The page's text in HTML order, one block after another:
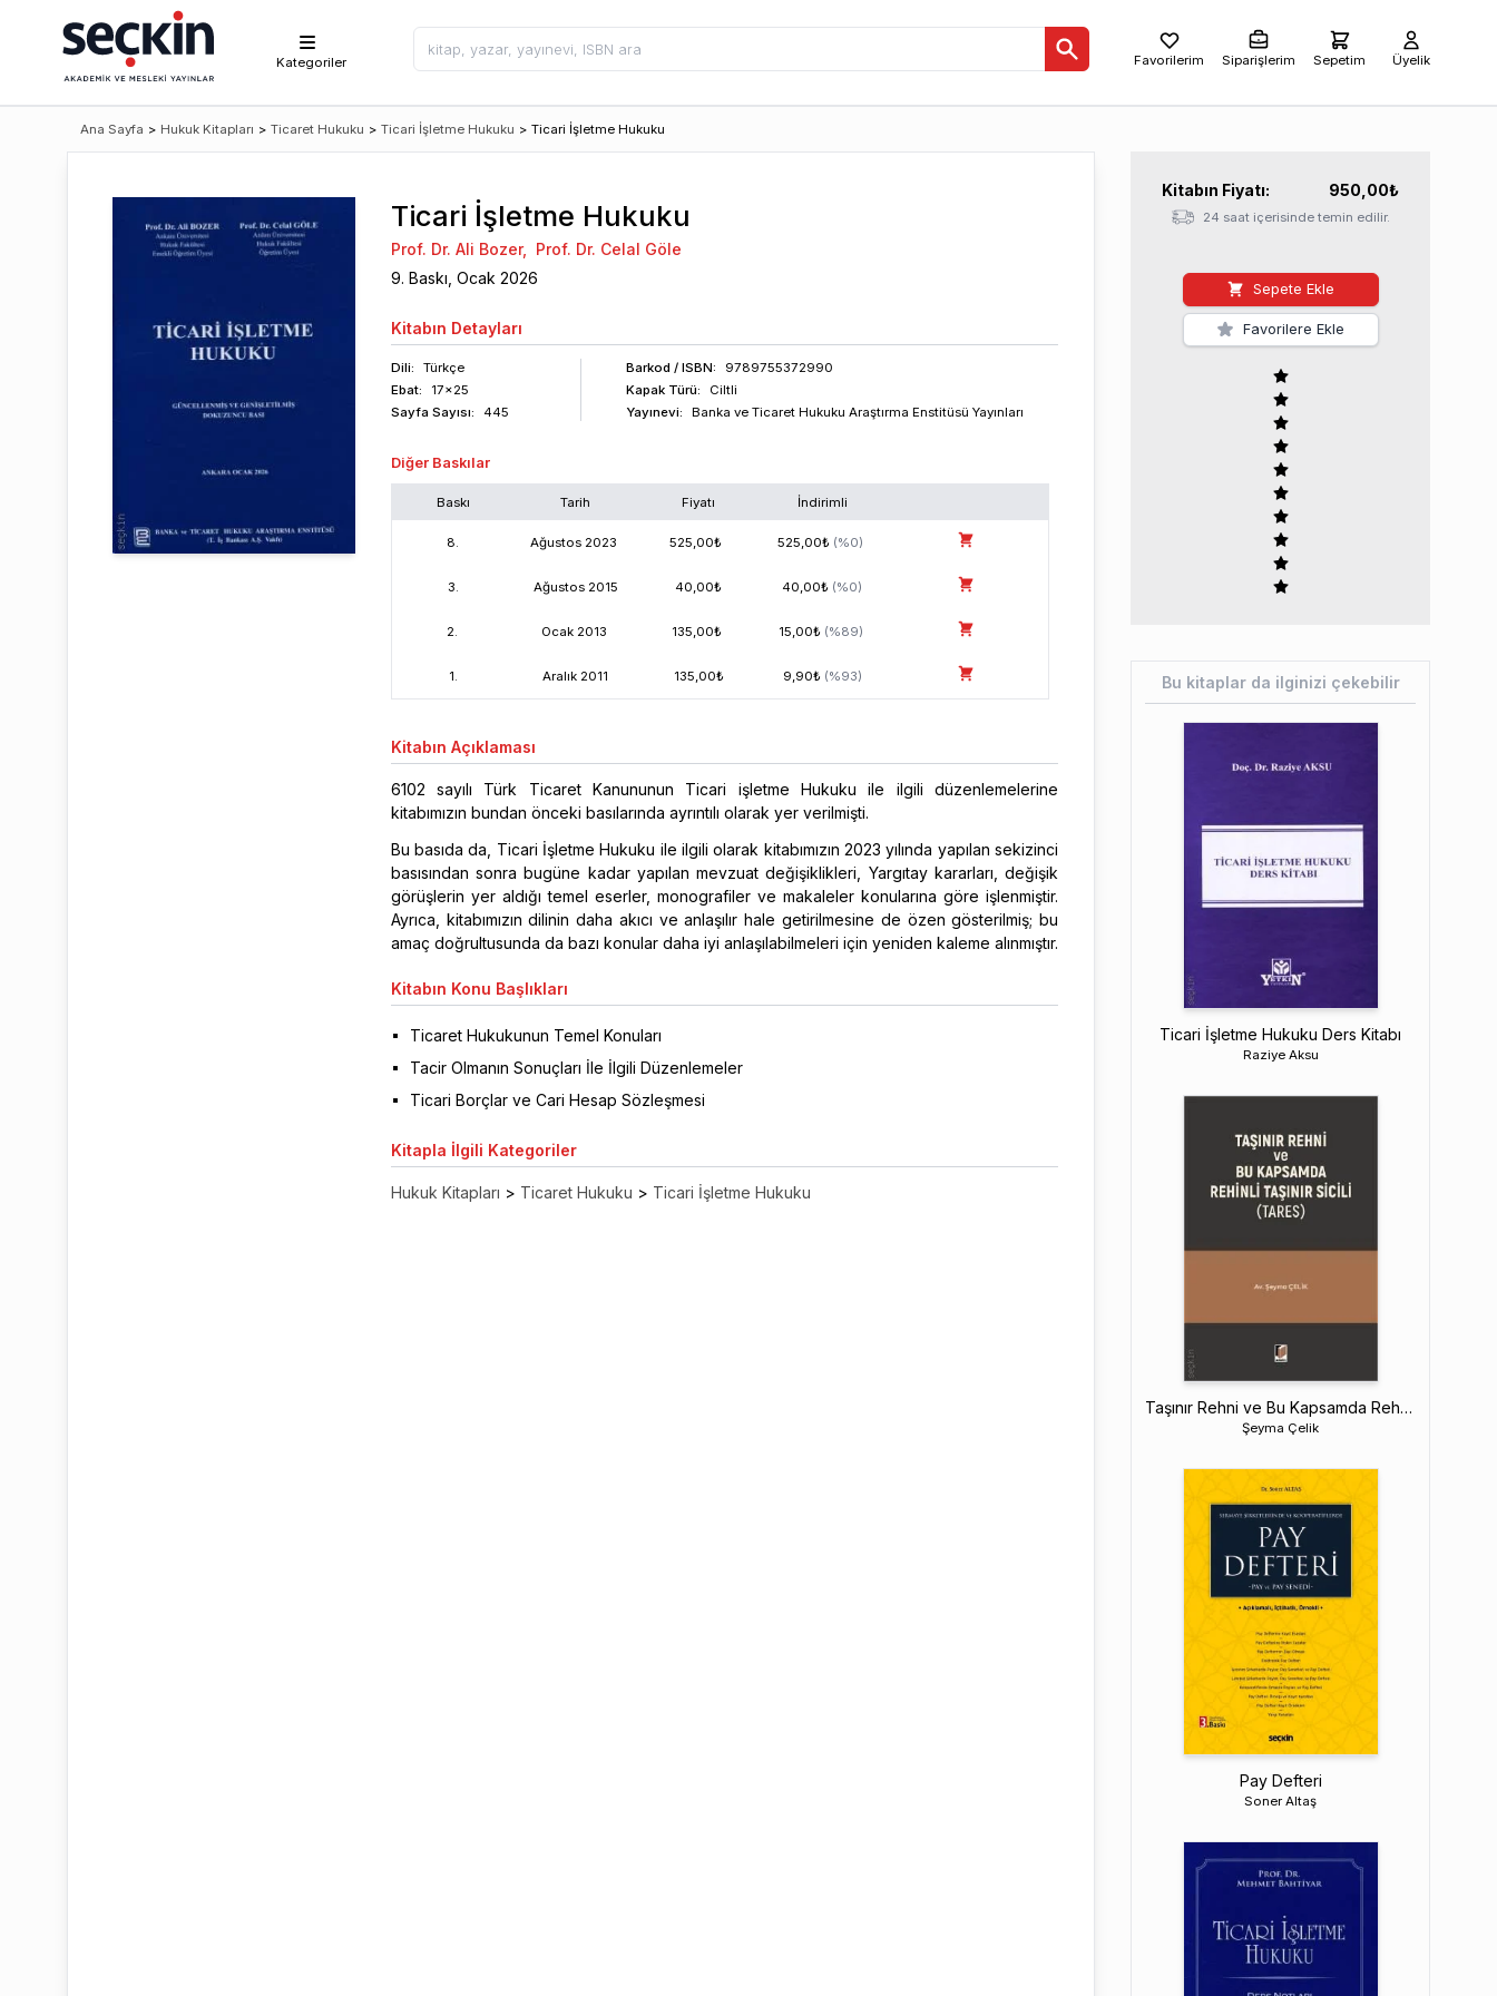
Kategoriler Favorilerim Siparişlerim Sepetim Üyelik
Ana Sayfa > Hukuk Kitapları > Ticaret Hukuku > Ticari İşletme Hukuku > Ticari İşletme Hukuku
Ticari İşletme Hukuku
Prof. Dr. Ali Bozer,
Prof. Dr. Celal Göle
9. Baskı, Ocak 2026
Kitabın Detayları
Dili:
Türkçe
Ebat:
17x25
Sayfa Sayısı: 445
Barkod / ISBN:
9789755372990
Kapak Türü:
Ciltli
Yayınevi:
Banka ve Ticaret Hukuku Araştırma Enstitüsü Yayınları
Diğer Baskılar
Baskı Tarih Fiyatı İndirimli
8. Ağustos 2023 525,00₺ 525,00₺ (%0)
3. Ağustos 2015 40,00₺ 40,00₺ (%0)
2. Ocak 2013 135,00₺ 15,00₺ (%89)
1. Aralık 2011 135,00₺ 9,90₺ (%93)
Kitabın Açıklaması
6102 sayılı Türk Ticaret Kanununun Ticari işletme Hukuku ile ilgili düzenlemelerine
kitabımızın bundan önceki basılarında ayrıntılı olarak yer verilmişti.
Bu basıda da, Ticari İşletme Hukuku ile ilgili olarak kitabımızın 2023 yılında yapılan sekizinci
basısından sonra bugüne kadar yapılan mevzuat değişiklikleri, Yargıtay kararları, değişik
görüşlerin yer aldığı temel eserler, monografiler ve makaleler konularına göre işlenmiştir.
Ayrıca, kitabımızın dilinin daha akıcı ve anlaşılır hale getirilmesine de özen gösterilmiş; bu
amaç doğrultusunda da bazı konular daha iyi anlaşılabilmeleri için yeniden kaleme alınmıştır.
Kitabın Konu Başlıkları
Ticaret Hukukunun Temel Konuları
Tacir Olmanın Sonuçları İle İlgili Düzenlemeler
Ticari Borçlar ve Cari Hesap Sözleşmesi
Kitapla İlgili Kategoriler
Hukuk Kitapları > Ticaret Hukuku > Ticari İşletme Hukuku
Kitabın Fiyatı: 950,00₺
24 saat içerisinde temin edilir.
Sepete Ekle
Favorilere Ekle
Bu kitaplar da ilginizi çekebilir
Ticari İşletme Hukuku Ders Kitabı
Raziye Aksu
Taşınır Rehni ve Bu Kapsamda Rehinli Taşınır Sicili
Şeyma Çelik
Pay Defteri
Soner Altaş